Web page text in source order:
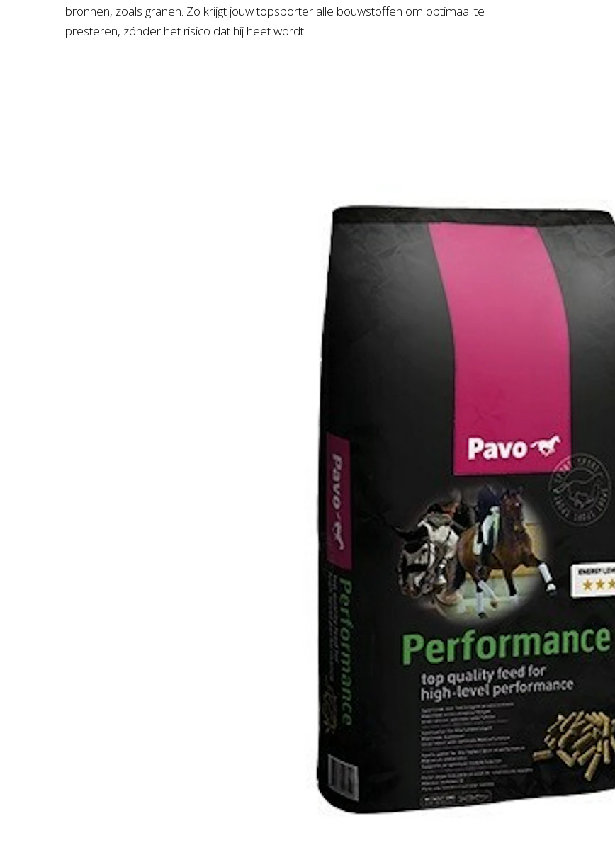
bronnen, zoals granen. Zo krijgt jouw topsporter alle bouwstoffen om optimaal te
presteren, zónder het risico dat hij heet wordt!